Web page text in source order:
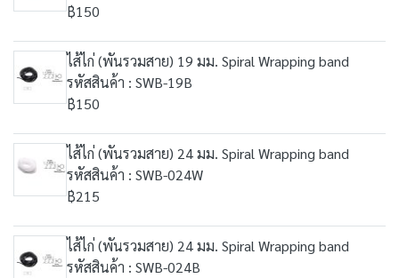
฿150
ไส้ไก่ (พันรวมสาย) 19 มม. Spiral Wrapping band
รหัสสินค้า : SWB-19B
฿150
ไส้ไก่ (พันรวมสาย) 24 มม. Spiral Wrapping band
รหัสสินค้า : SWB-024W
฿215
ไส้ไก่ (พันรวมสาย) 24 มม. Spiral Wrapping band
รหัสสินค้า : SWB-024B